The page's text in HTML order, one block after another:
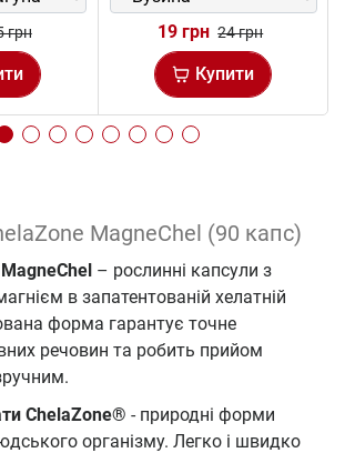
грн 19 грн 24 грн
Купити
MagneChel (90 капс)
– рослинні капсули з
в запатентованій хелатній
форма гарантує точне
речовин та робить прийом
ChelaZone® - природні форми
організму. Легко і швидко